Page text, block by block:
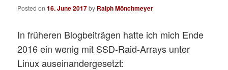
Posted on16. June 2017by Ralph Mönchmeyer
In früheren Blogbeiträgen hatte ich mich Ende
2016 ein wenig mit SSD-Raid-Arrays unter
Linux auseinandergesetzt: